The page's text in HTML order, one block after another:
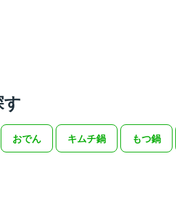
す
おでん キムチ鍋 もつ鍋